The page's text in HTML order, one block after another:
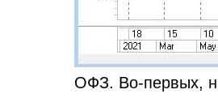
ОФЗ. Во-первых,